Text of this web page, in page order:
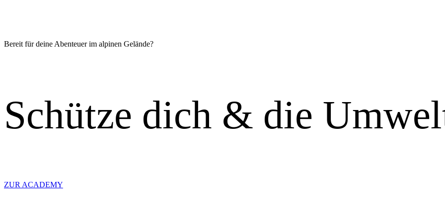
Bereit für deine Abenteuer im alpinen Gelände?
Schütze dich & die
ZUR ACADEMY